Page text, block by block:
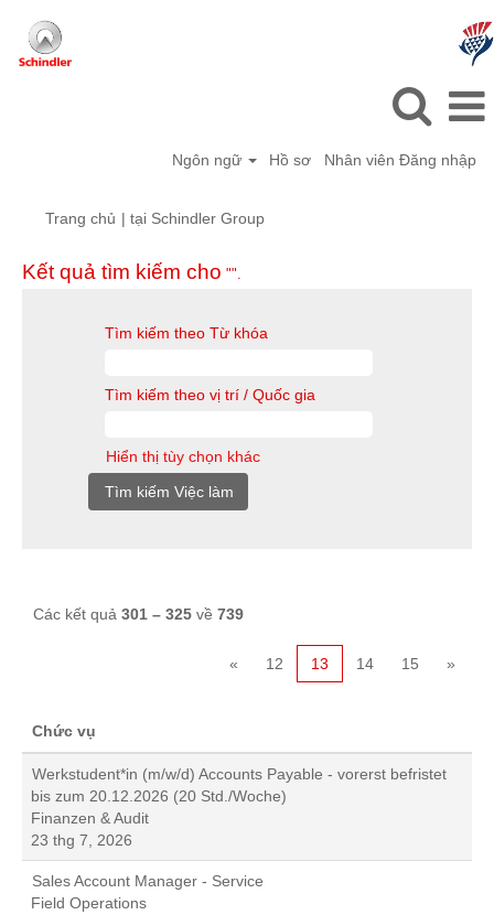
Ngôn ngữ Hồ sơ Nhân viên Đăng nhập
Trang chủ | tại Schindler Group(trang
Kết quả tìm kiếm cho "".
Tìm kiếm theo Từ khóa
Tìm kiếm theo vị trí / Quốc gia
Hiển thị tùy chọn khác
Các kết quả 301 – 325 về 739
« 12 13 14 15 »
Chức vụ
Werkstudent*in (m/w/d) Accounts Payable - vorerst befristet
bis zum 20.12.2026 (20 Std./Woche)
Finanzen & Audit
23 thg 7, 2026
Sales Account Manager - Service
Field Operations